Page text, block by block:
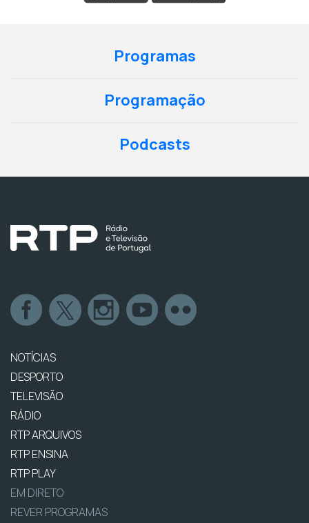
Programas
Programação
Podcasts
NOTÍCIAS
DESPORTO
TELEVISÃO
RÁDIO
RTP ARQUIVOS
RTP ENSINA
RTP PLAY
EM DIRETO
REVER PROGRAMAS